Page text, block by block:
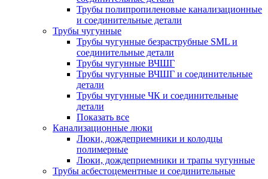
Трубы полипропиленовые канализационные
и соединительные детали
Трубы чугунные
Трубы чугунные безраструбные SML и
соединительные детали
Трубы чугунные ВЧШГ
Трубы чугунные ВЧШГ и соединительные
детали
Трубы чугунные ЧК и соединительные
детали
Показать все
Канализационные люки
Люки, дождеприемники и колодцы
полимерные
Люки, дождеприемники и трапы чугунные
Трубы асбестоцементные и соединительные